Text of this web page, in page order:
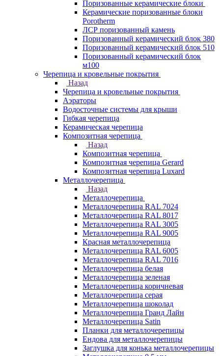
Поризованные керамические блоки
Керамические поризованные блоки
Porotherm
ЛСР поризованный камень
Поризованный керамический блок 380
Поризованный керамический блок 510
Поризованный керамический блок
м100
Черепица и кровельные покрытия
Назад
Черепица и кровельные покрытия
Аэраторы
Водосточные системы для крыши
Гибкая черепица
Керамическая черепица
Композитная черепица
Назад
Композитная черепица
Композитная черепица Gerard
Композитная черепица Luxard
Металлочерепица
Назад
Металлочерепица
Металлочерепица RAL 7024
Металлочерепица RAL 8017
Металлочерепица RAL 3005
Металлочерепица RAL 9005
Красная металлочерепица
Металлочерепица RAL 6005
Металлочерепица RAL 7016
Металлочерепица белая
Металлочерепица зеленая
Металлочерепица коричневая
Металлочерепица серая
Металлочерепица шоколад
Металлочерепица Гранд Лайн
Металлочерепица Satin
Планки для металлочерепицы
Ендова для металлочерепицы
Заглушка для конька металлочерепицы